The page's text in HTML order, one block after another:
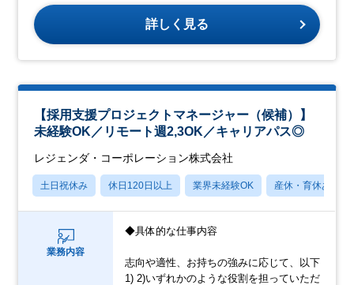
詳しく見る
【採用支援プロジェクトマネージャー（候補）】
未経験OK／リモート週2,3OK／キャリアパス◎
レジェンダ・コーポレーション株式会社
土日祝休み 休日120日以上 業界未経験OK 産休・育休あり
業務内容
◆具体的な仕事内容
志向や適性、お持ちの強みに応じて、以下
1) 2)いずれかのような役割を担っていただ